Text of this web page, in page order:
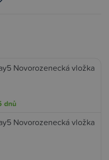
Novorozenecká vložka
dnů
Novorozenecká vložka